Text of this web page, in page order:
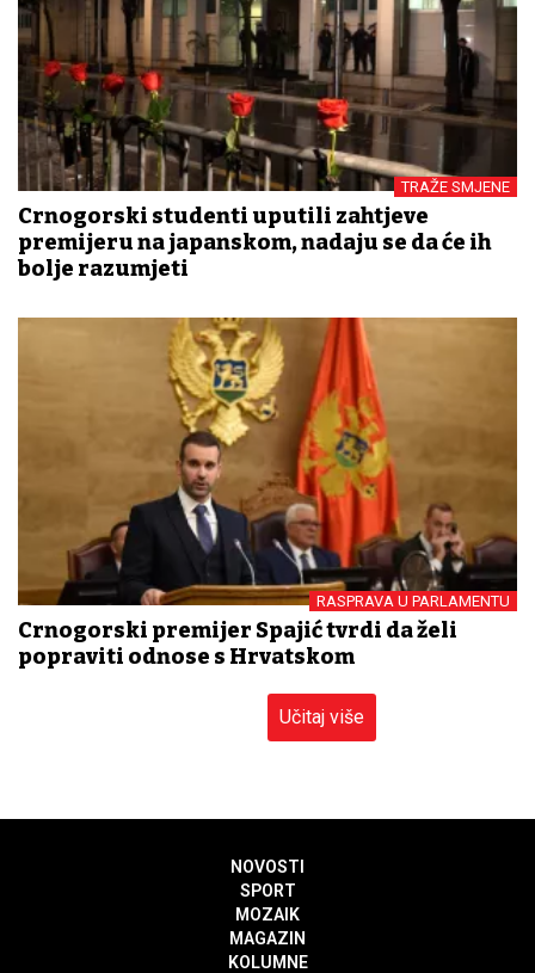
TRAŽE SMJENE
Crnogorski studenti uputili zahtjeve
premijeru na japanskom, nadaju se da će ih
bolje razumjeti
RASPRAVA U PARLAMENTU
Crnogorski premijer Spajić tvrdi da želi
popraviti odnose s Hrvatskom
Učitaj više
NOVOSTI
SPORT
MOZAIK
MAGAZIN
KOLUMNE